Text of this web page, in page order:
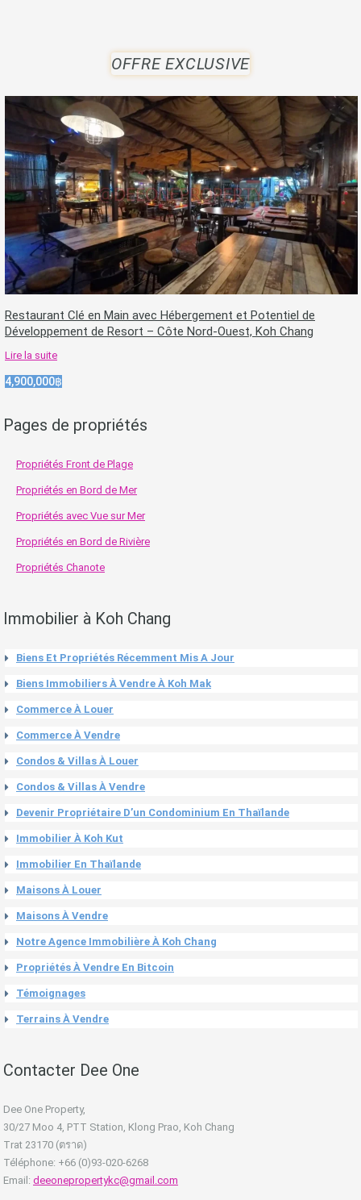
OFFRE EXCLUSIVE
Restaurant Clé en Main avec Hébergement et Potentiel de
Développement de Resort – Côte Nord-Ouest, Koh Chang
Lire la suite
4,900,000฿
Pages de propriétés
Propriétés Front de Plage
Propriétés en Bord de Mer
Propriétés avec Vue sur Mer
Propriétés en Bord de Rivière
Propriétés Chanote
Immobilier à Koh Chang
Biens Et Propriétés Récemment Mis A Jour
Biens Immobiliers À Vendre À Koh Mak
Commerce À Louer
Commerce À Vendre
Condos & Villas À Louer
Condos & Villas À Vendre
Devenir Propriétaire D’un Condominium En Thaïlande
Immobilier À Koh Kut
Immobilier En Thaïlande
Maisons À Louer
Maisons À Vendre
Notre Agence Immobilière À Koh Chang
Propriétés À Vendre En Bitcoin
Témoignages
Terrains À Vendre
Contacter Dee One
Dee One Property,
30/27 Moo 4, PTT Station, Klong Prao, Koh Chang
Trat 23170 (ตราด)
Téléphone: +66 (0)93-020-6268
Email: deeonepropertykc@gmail.com